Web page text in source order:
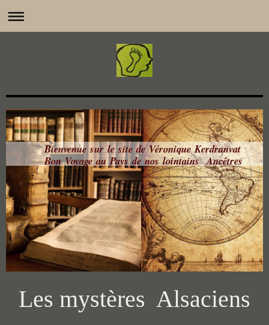
Bienvenue sur le site de Véronique Kerdranvat
Bon Voyage au Pays de nos lointains Ancêtres
Les mystères Alsaciens